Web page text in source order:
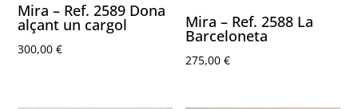
Mira – Ref. 2589 Dona
alçant un cargol
300,00€
Mira – Ref. 2588 La
Barceloneta
275,00€